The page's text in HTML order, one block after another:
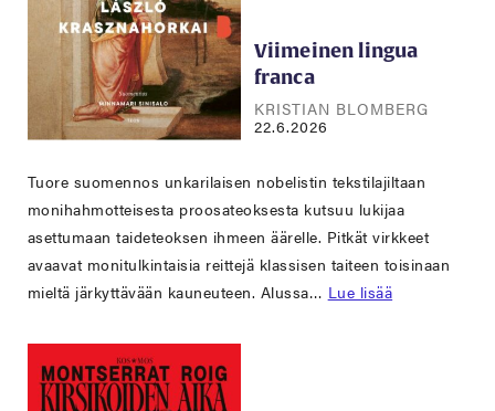
Viimeinen lingua
franca
KRISTIAN BLOMBERG
22.6.2026
Tuore suomennos unkarilaisen nobelistin tekstilajiltaan
monihahmotteisesta proosateoksesta kutsuu lukijaa
asettumaan taideteoksen ihmeen äärelle. Pitkät virkkeet
avaavat monitulkintaisia reittejä klassisen taiteen toisinaan
mieltä järkyttävään kauneuteen. Alussa… Lue lisää